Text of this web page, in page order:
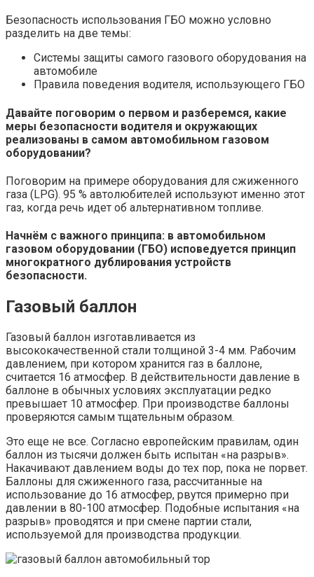
Безопасность использования ГБО можно условно
разделить на две темы:
Системы защиты самого газового оборудования на
автомобиле
Правила поведения водителя, использующего ГБО
Давайте поговорим о первом и разберемся, какие
меры безопасности водителя и окружающих
реализованы в самом автомобильном газовом
оборудовании?
Поговорим на примере оборудования для сжиженного
газа (LPG). 95 % автолюбителей используют именно этот
газ, когда речь идет об альтернативном топливе.
Начнём с важного принципа: в автомобильном
газовом оборудовании (ГБО) исповедуется принцип
многократного дублирования устройств
безопасности.
Газовый баллон
Газовый баллон изготавливается из
высококачественной стали толщиной 3-4 мм. Рабочим
давлением, при котором хранится газ в баллоне,
считается 16 атмосфер. В действительности давление в
баллоне в обычных условиях эксплуатации редко
превышает 10 атмосфер. При производстве баллоны
проверяются самым тщательным образом.
Это еще не все. Согласно европейским правилам, один
баллон из тысячи должен быть испытан «на разрыв».
Накачивают давлением воды до тех пор, пока не порвет.
Баллоны для сжиженного газа, рассчитанные на
использование до 16 атмосфер, рвутся примерно при
давлении в 80-100 атмосфер. Подобные испытания «на
разрыв» проводятся и при смене партии стали,
используемой для производства продукции.